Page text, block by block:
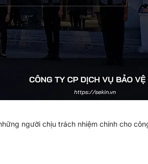
người chịu trách nhiệm chính cho